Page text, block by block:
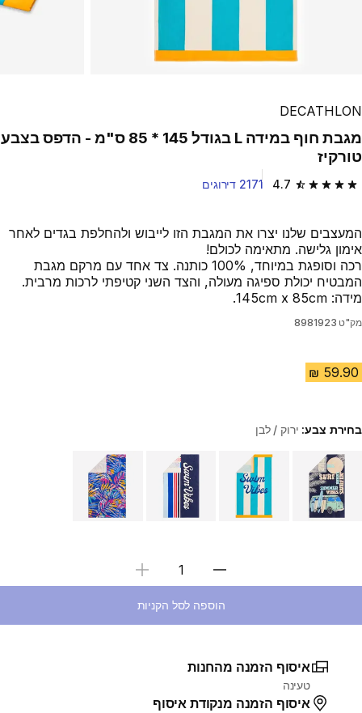
DECATHLON
מגבת חוף במידה L בגודל 145 * 85 ס"מ - הדפס בצבע
טורקיז
4.7 4.7 out of 5 stars from 2171 reviews 2171 דירוגים
המעצבים שלנו יצרו את המגבת הזו לייבוש ולהחלפת בגדים לאחר
אימון גלישה. מתאימה לכולם!
רכה וסופגת במיוחד, 100% כותנה. צד אחד עם מרקם מגבת
המבטיח יכולת ספיגה מעולה, והצד השני קטיפתי לרכות מרבית.
מידה: 145cm x 85cm. ‏
מק"ט 8981923
בחירת צבע: ירוק / לבן
Choose a variant
בחירת כמות
הוספה לסל הקניות
איסוף הזמנה מהחנות
טעינה
איסוף הזמנה מנקודת איסוף